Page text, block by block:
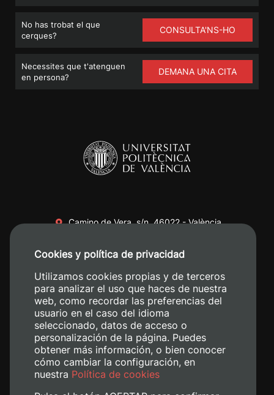
No has trobat el que
cerques?
CONSULTA'NS-HO
Necessites que t'atenguen
en persona?
DEMANA UNA CITA
Camino de Vera, s/n. 46022 - València
+34 620 04 00 50
Cookies y política de privacidad
Utilizamos cookies propias y de terceros
para analizar el uso que haces de nuestra
web, como recordar las preferencias del
usuario en el caso del idioma
seleccionado, datos de acceso o
personalización de la página. Puedes
obtener más información, o bien conocer
cómo cambiar la configuración, en
nuestra Política de cookies